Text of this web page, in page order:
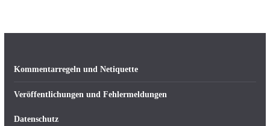
Kommentarregeln und Netiquette
Veröffentlichungen und Fehlermeldungen
Datenschutz